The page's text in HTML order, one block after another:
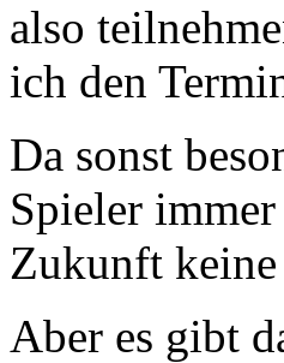
also
ich den
Da sonst
Spieler
Zukunft
Aber es gibt